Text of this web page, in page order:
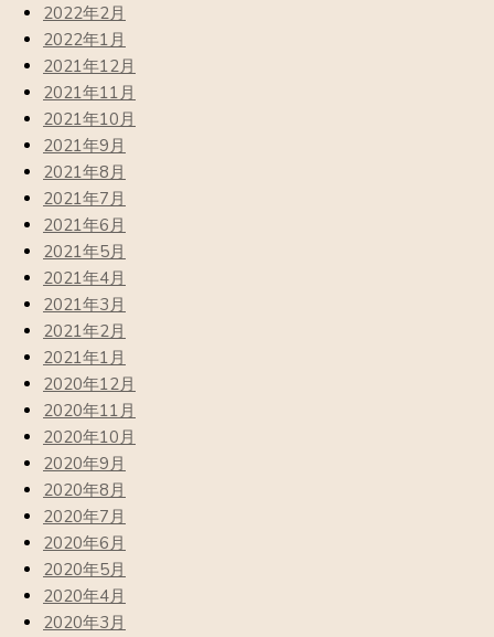
2022年2月
2022年1月
2021年12月
2021年11月
2021年10月
2021年9月
2021年8月
2021年7月
2021年6月
2021年5月
2021年4月
2021年3月
2021年2月
2021年1月
2020年12月
2020年11月
2020年10月
2020年9月
2020年8月
2020年7月
2020年6月
2020年5月
2020年4月
2020年3月